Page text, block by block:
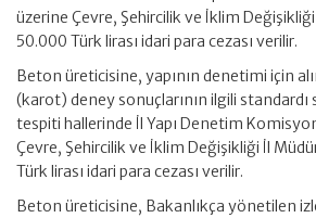
üzerine Çevre, Şehircilik ve İklim
50.000 Türk lirası idari para cezası verilir.
Beton üreticisine, yapının denetimi için
(karot) deney sonuçlarının ilgili standardı
tespiti hallerinde İl Yapı Denetim
Çevre, Şehircilik ve İklim Değişikliği İl
Türk lirası idari para cezası verilir.
Beton üreticisine, Bakanlıkça yönetilen